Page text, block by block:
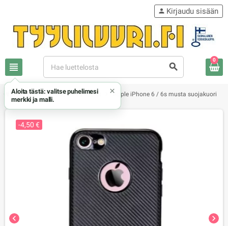
view_headline search
person Kirjaudu sisään
0
chevron_rightApplechevron_right iPhone 6 / 6s kuoret chevron_right Apple iPhone 6 / 6s musta suojakuori
chevron_left chevron_right
-4,50 €
Aloita tästä: valitse puhelimesi
merkki ja malli.
×